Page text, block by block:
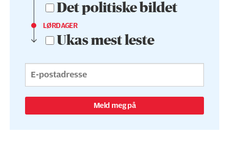
Det politiske bildet
LØRDAGER
Ukas mest leste
Meld meg på